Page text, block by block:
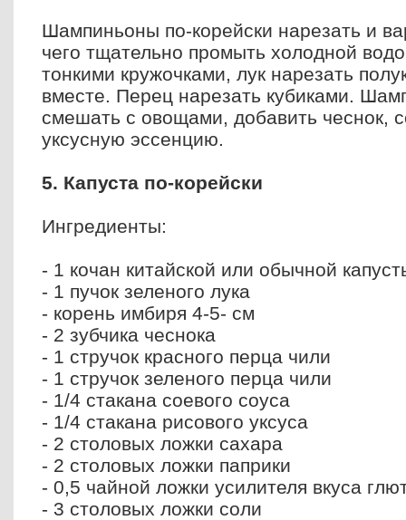
Шампиньоны по-корейски нарезать и
чего тщательно промыть холодной
тонкими кружочками, лук нарезать
вместе. Перец нарезать кубиками.
смешать с овощами, добавить чеснок,
уксусную эссенцию.
5. Капуста по-корейски
Ингредиенты:
- 1 кочан китайской или обычной
- 1 пучок зеленого лука
- корень имбиря 4-5- см
- 2 зубчика чеснока
- 1 стручок красного перца чили
- 1 стручок зеленого перца чили
- 1/4 стакана соевого соуса
- 1/4 стакана рисового уксуса
- 2 столовых ложки сахара
- 2 столовых ложки паприки
- 0,5 чайной ложки усилителя вкуса
- 3 столовых ложки соли